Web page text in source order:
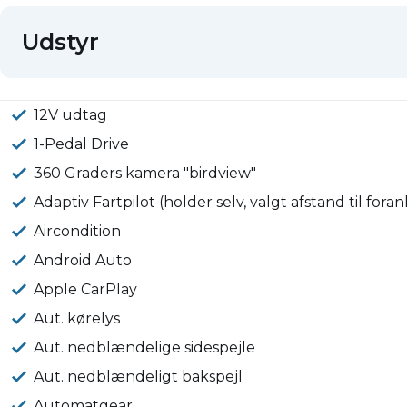
Udstyr
12V udtag
1-Pedal Drive
360 Graders kamera "birdview"
Adaptiv Fartpilot (holder selv, valgt afstand til
Aircondition
Android Auto
Apple CarPlay
Aut. kørelys
Aut. nedblændelige sidespejle
Aut. nedblændeligt bakspejl